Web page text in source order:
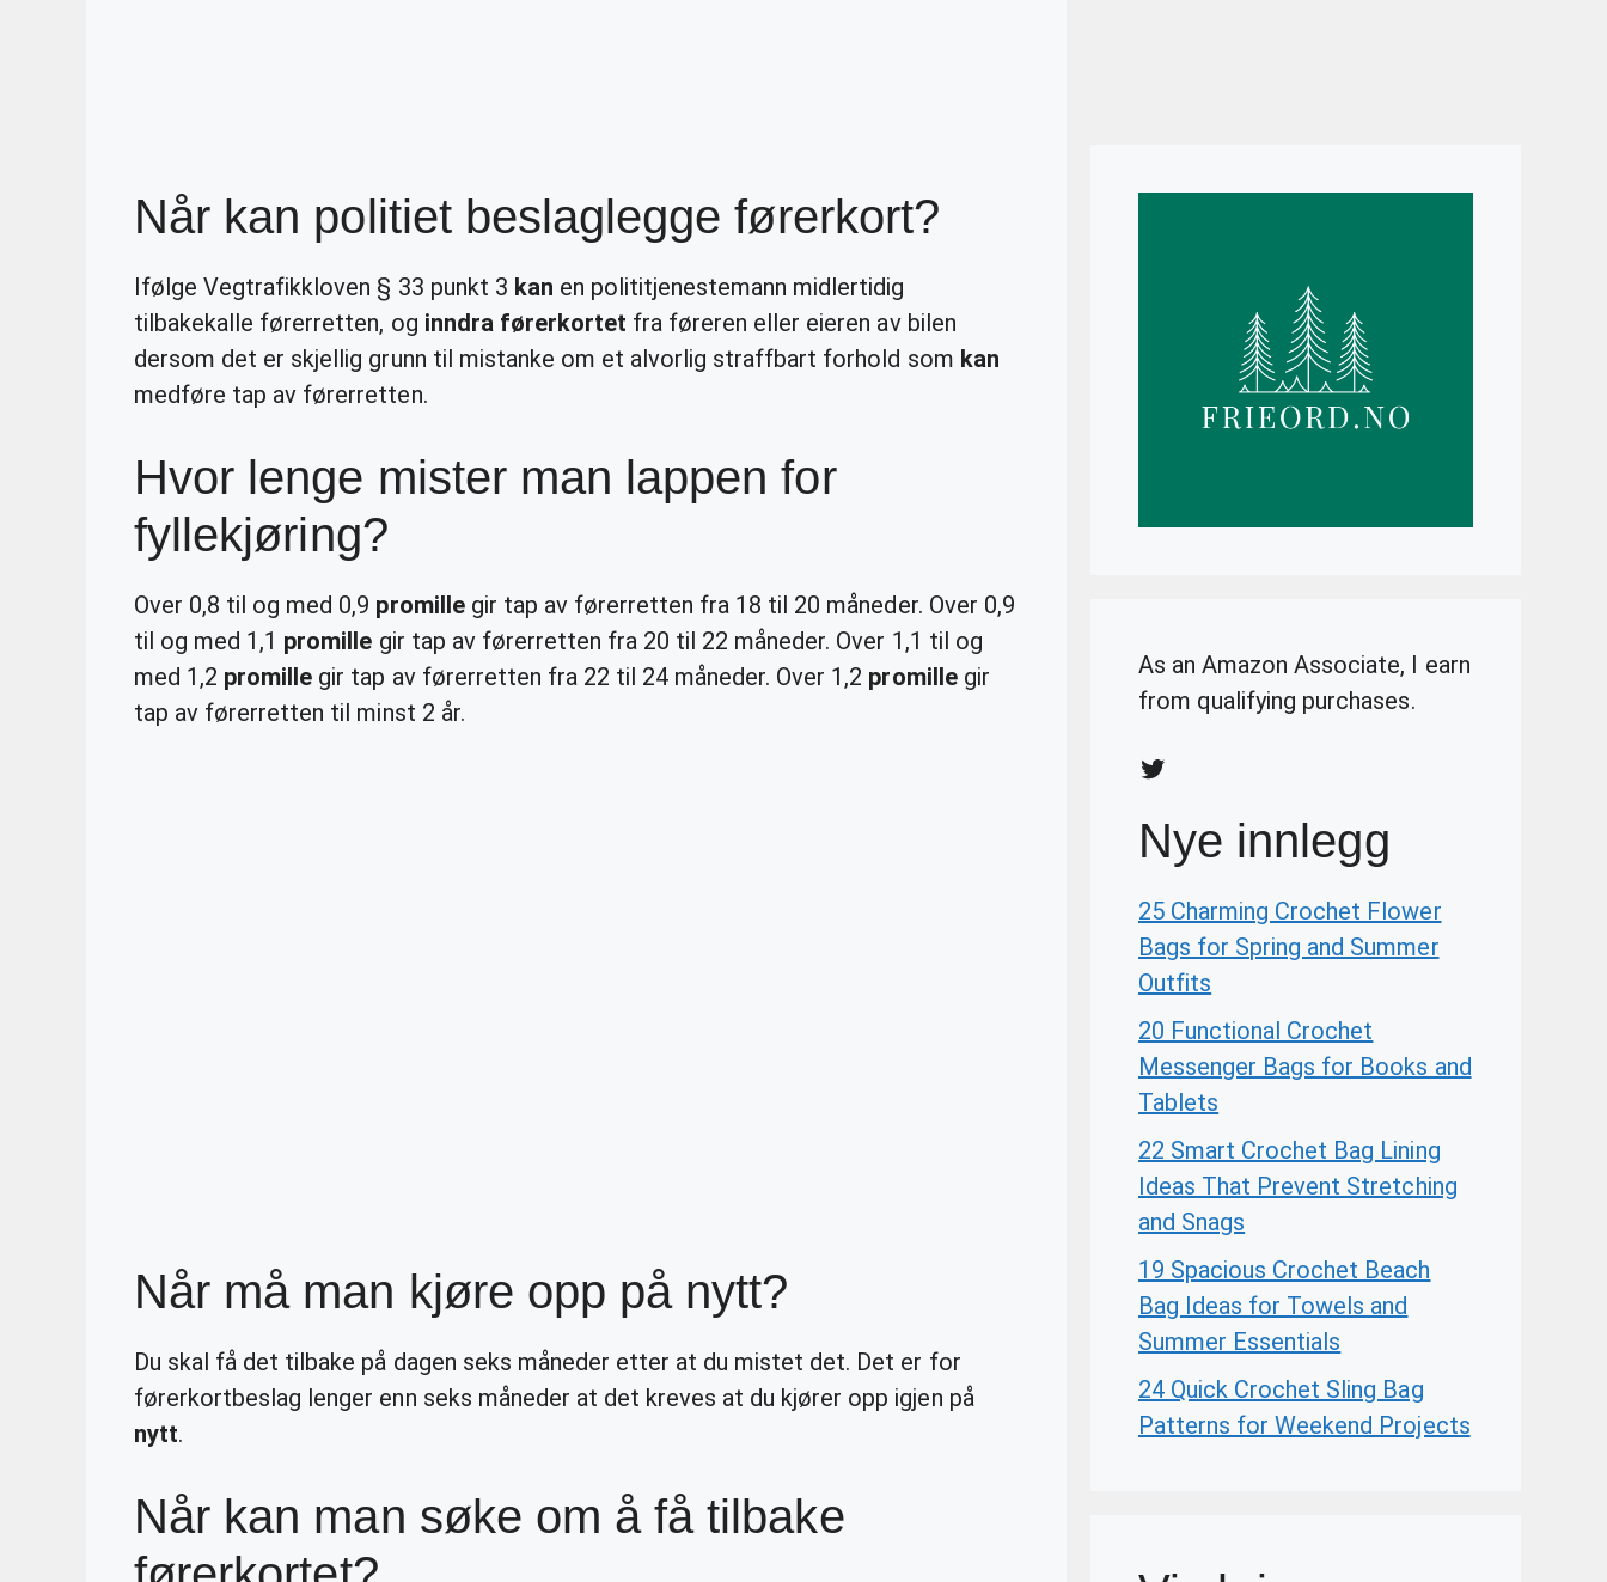
Når kan politiet beslaglegge førerkort?
Ifølge Vegtrafikkloven § 33 punkt 3 kan en polititjenestemann midlertidig
tilbakekalle førerretten, og inndra førerkortet fra føreren eller eieren av bilen
dersom det er skjellig grunn til mistanke om et alvorlig straffbart forhold som kan
medføre tap av førerretten.
Hvor lenge mister man lappen for
fyllekjøring?
Over 0,8 til og med 0,9 promillegir tap av førerretten fra 18 til 20 måneder. Over 0,9
til og med 1,1 promille gir tap av førerretten fra 20 til 22 måneder. Over 1,1 til og
med 1,2 promille gir tap av førerretten fra 22 til 24 måneder. Over 1,2 promillegir
tap av førerretten til minst 2 år.
Når må man kjøre opp på nytt?
Du skal få det tilbake på dagen seks måneder etter at du mistet det. Det er for
førerkortbeslag lenger enn seks måneder at det kreves at du kjører opp igjen på
nytt.
Når kan man søke om å få tilbake
As an Amazon Associate, I earn
from qualifying purchases.
Twitter
Nye innlegg
25 Charming Crochet Flower
Bags for Spring and Summer
Outfits
20 Functional Crochet
Messenger Bags for Books and
Tablets
22 Smart Crochet Bag Lining
Ideas That Prevent Stretching
and Snags
19 Spacious Crochet Beach
Bag Ideas for Towels and
Summer Essentials
24 Quick Crochet Sling Bag
Patterns for Weekend Projects